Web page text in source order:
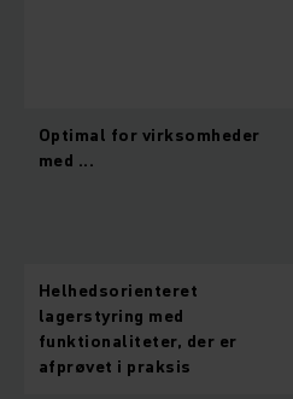
Optimal for virksomheder
med ...
Helhedsorienteret
lagerstyring med
funktionaliteter, der er
afprøvet i praksis